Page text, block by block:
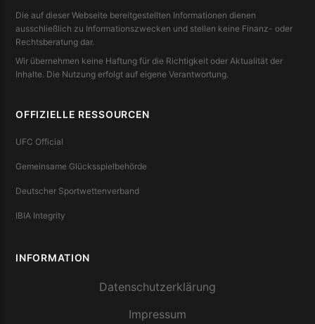
Die auf dieser Webseite bereitgestellten Informationen dienen
ausschließlich zu Informationszwecken und stellen keine Finanz- oder
Rechtsberatung dar.
Wir übernehmen keine Haftung für die Richtigkeit oder Aktualität der
Inhalte. Die Nutzung erfolgt auf eigene Verantwortung.
OFFIZIELLE RESSOURCEN
UFC Official
Gemeinsame Glücksspielbehörde
Deutscher Sportwettenverband
IBIA Integrity
INFORMATION
Datenschutzerklärung
Impressum